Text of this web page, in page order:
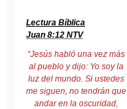
Lectura Bíblica
Juan 8:12 NTV
“Jesús habló una vez más
al pueblo y dijo: Yo soy la
luz del mundo. Si ustedes
me siguen, no tendrán que
andar en la oscuridad,